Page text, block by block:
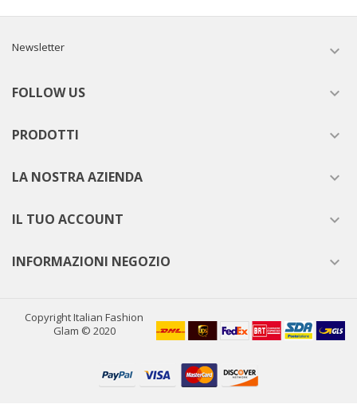
Newsletter 
FOLLOW US 
PRODOTTI 
LA NOSTRA AZIENDA 
IL TUO ACCOUNT 
INFORMAZIONI NEGOZIO 
Copyright Italian Fashion
Glam © 2020